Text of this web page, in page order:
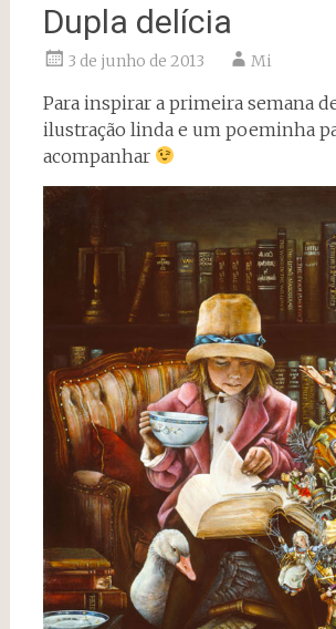
Dupla delícia
3 de junho de 2013 Mi
Para inspirar a primeira semana
ilustração linda e um poeminha
acompanhar